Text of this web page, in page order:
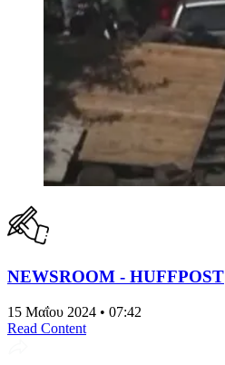
NEWSROOM - HUFFPOST
15 Μαΐου 2024 • 07:42
Read Content